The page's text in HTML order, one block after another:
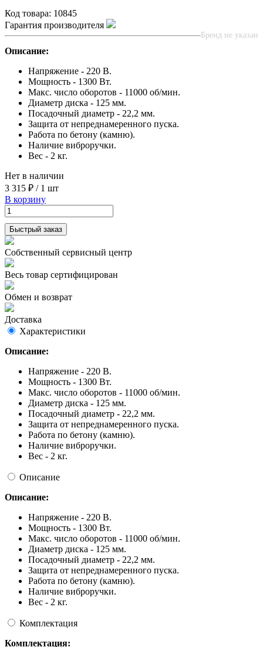
Код товара: 10845
Гарантия производителя
Бренд не указан
Описание:
Напряжение - 220 В.
Мощность - 1300 Вт.
Макс. число оборотов - 11000 об/мин.
Диаметр диска - 125 мм.
Посадочный диаметр - 22,2 мм.
Защита от непреднамеренного пуска.
Работа по бетону (камню).
Наличие виброручки.
Вес - 2 кг.
Нет в наличии
3 315 ₽ / 1 шт
В корзину
Быстрый заказ
Собственный сервисный центр
Весь товар сертифицирован
Обмен и возврат
Доставка
Характеристики
Описание:
Напряжение - 220 В.
Мощность - 1300 Вт.
Макс. число оборотов - 11000 об/мин.
Диаметр диска - 125 мм.
Посадочный диаметр - 22,2 мм.
Защита от непреднамеренного пуска.
Работа по бетону (камню).
Наличие виброручки.
Вес - 2 кг.
Описание
Описание:
Напряжение - 220 В.
Мощность - 1300 Вт.
Макс. число оборотов - 11000 об/мин.
Диаметр диска - 125 мм.
Посадочный диаметр - 22,2 мм.
Защита от непреднамеренного пуска.
Работа по бетону (камню).
Наличие виброручки.
Вес - 2 кг.
Комплектация
Комплектация: